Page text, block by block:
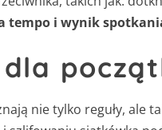
tempo i wynik
nie tylko reguły,